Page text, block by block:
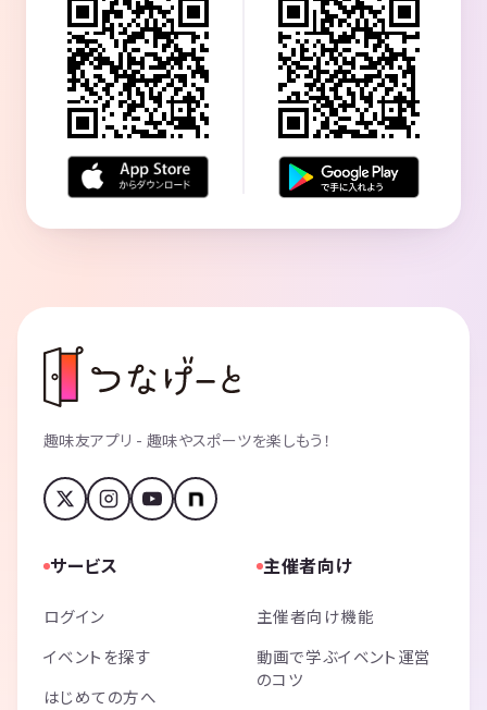
趣味友アプリ - 趣味やスポーツを楽しもう！
サービス
ログイン
イベントを探す
はじめての方へ
主催者向け
主催者向け機能
動画で学ぶイベント運営
のコツ